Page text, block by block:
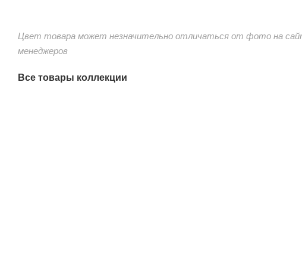
Цвет товара может незначительно отличаться от фото на
менеджеров
Все товары коллекции